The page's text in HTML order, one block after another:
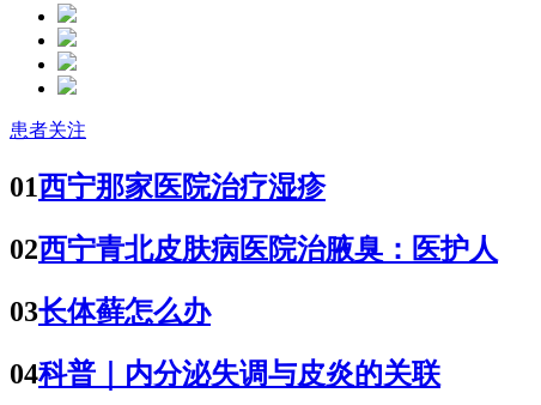
患者关注
01西宁那家医院治疗湿疹
02西宁青北皮肤病医院治腋臭：医护人
03长体藓怎么办
04科普｜内分泌失调与皮炎的关联